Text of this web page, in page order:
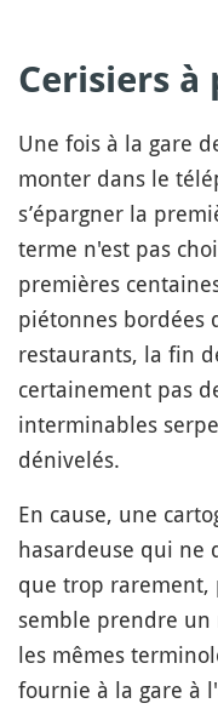
Cerisiers à
Une fois à la gare
monter dans le
s’épargner la
terme n'est pas
premières
piétonnes bordées
restaurants, la fin
certainement pas
interminables
dénivelés.
En cause, une
hasardeuse qui ne
que trop rarement,
semble prendre
les mêmes
fournie à la gare à